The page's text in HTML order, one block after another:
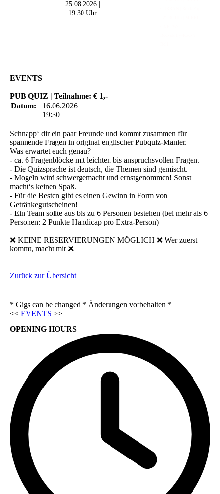
25.08.2026 |
19:30 Uhr
EVENTS
PUB QUIZ | Teilnahme: € 1,-
Datum:
16.06.2026
19:30
Schnapp‘ dir ein paar Freunde und kommt zusammen für
spannende Fragen in original englischer Pubquiz-Manier.
Was erwartet euch genau?
- ca. 6 Fragenblöcke mit leichten bis anspruchsvollen Fragen.
- Die Quizsprache ist deutsch, die Themen sind gemischt.
- Mogeln wird schwergemacht und ernstgenommen! Sonst
macht‘s keinen Spaß.
- Für die Besten gibt es einen Gewinn in Form von
Getränkegutscheinen!
- Ein Team sollte aus bis zu 6 Personen bestehen (bei mehr als 6
Personen: 2 Punkte Handicap pro Extra-Person)
❌ KEINE RESERVIERUNGEN MÖGLICH ❌ Wer zuerst
kommt, macht mit ❌
Zurück zur Übersicht
* Gigs can be changed * Änderungen vorbehalten *
<< EVENTS >>
OPENING HOURS